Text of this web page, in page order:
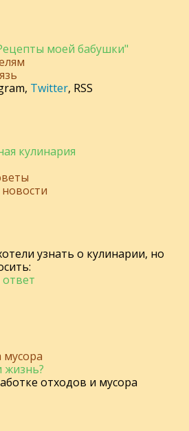
моей бабушки"
, Twitter, RSS
кулинария
узнать о кулинарии, но
мусора
жизнь?
отходов и мусора